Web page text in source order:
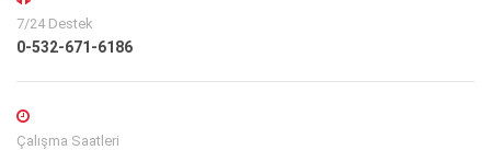
7/24 Destek
0-532-671-6186
Çalışma Saatleri